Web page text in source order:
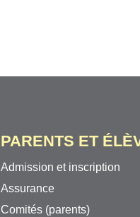
PARENTS ET
Admission et inscription
Assurance
Comités (parents)